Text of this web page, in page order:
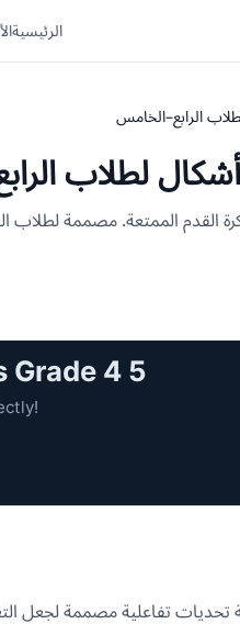
الرئيسية
الرابع–الخامس
لطلاب
القدم الممتعة. مصممة لطلاب
تفاعلية مصممة لجعل